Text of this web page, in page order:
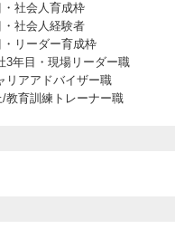
社会人育成枠
社会人経験者
リーダー育成枠
3年目・現場リーダー職
リアアドバイザー職
教育訓練トレーナー職